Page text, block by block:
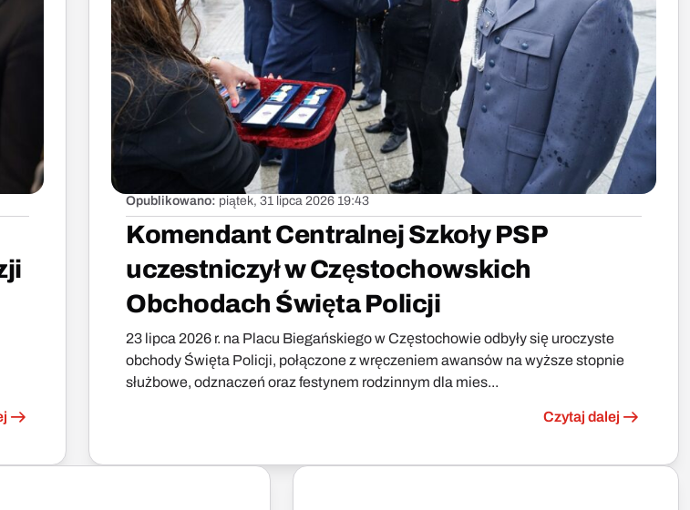
Opublikowano: piątek, 31 lipca 2026 19:43
Komendant Centralnej Szkoły PSP
uczestniczył w Częstochowskich
Obchodach Święta Policji
23 lipca 2026 r. na Placu Biegańskiego w Częstochowie odbyły się uroczyste
obchody Święta Policji, połączone z wręczeniem awansów na wyższe stopnie
służbowe, odznaczeń oraz festynem rodzinnym dla mies...
Czytaj dalej